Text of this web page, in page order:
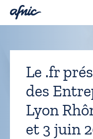
Le .fr
des
Lyon
et 3 juin
Panneau de gestion des